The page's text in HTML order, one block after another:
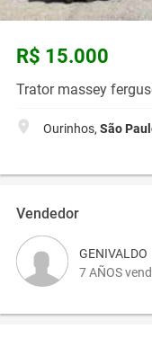
R$ 15.000
Trator massey
Ourinhos, São
Vendedor
GENIVALDO
7 AÑOS